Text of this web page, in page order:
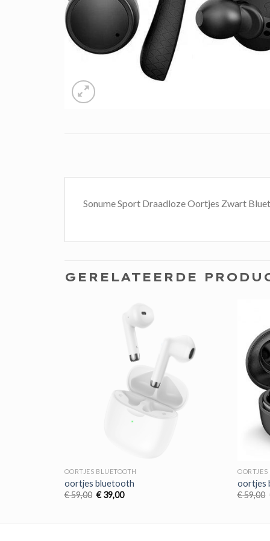
Sonume Sport Draadloze Oortjes Zwart
GERELATEERDE
OORTJES BLUETOOTH
oortjes bluetooth
€59,00 Oorspronkelijke
€39,00Huidige
OORTJES
oortjes
€59,00